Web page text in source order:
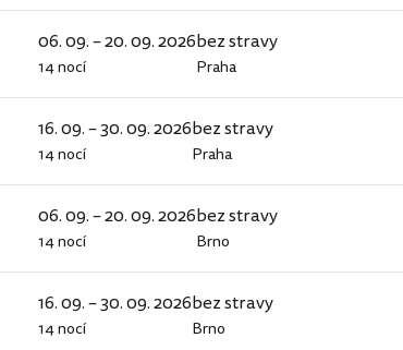
06. 09. – 20. 09. 2026
14 nocí
bez stravy
Praha
16. 09. – 30. 09. 2026
14 nocí
bez stravy
Praha
06. 09. – 20. 09. 2026
14 nocí
bez stravy
Brno
16. 09. – 30. 09. 2026
14 nocí
bez stravy
Brno